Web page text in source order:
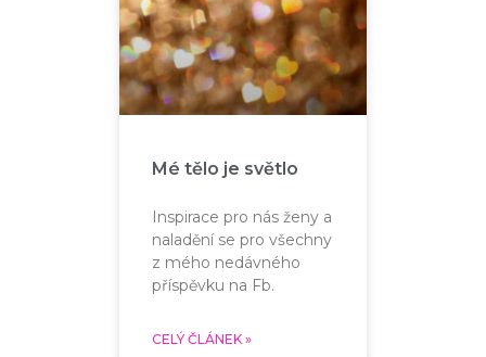
Mé tělo je světlo
Inspirace pro nás ženy a
naladění se pro všechny
z mého nedávného
příspěvku na Fb.
CELÝ ČLÁNEK »